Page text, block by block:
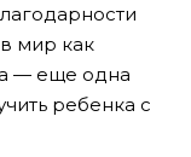
мир как
— еще одна
ребенка с